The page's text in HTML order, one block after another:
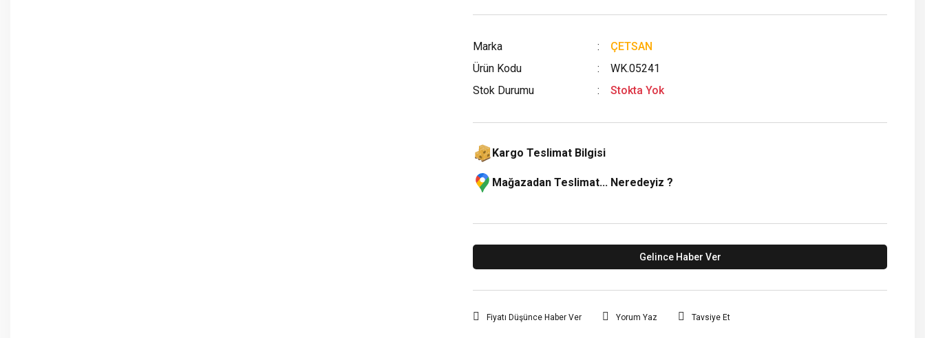
Marka
ÇETSAN
Ürün Kodu
WK.05241
Stok Durumu
Stokta Yok
Kargo Teslimat Bilgisi
Mağazadan Teslimat... Neredeyiz ?
Gelince Haber Ver
Fiyatı Düşünce Haber Ver Yorum Yaz Tavsiye Et